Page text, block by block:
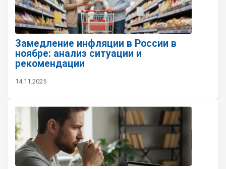
Замедление инфляции в России в
ноябре: анализ ситуации и
рекомендации
14.11.2025